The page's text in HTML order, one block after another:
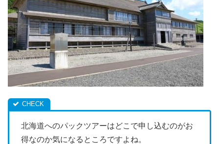
北海道へのパックツアーはどこで申し込むのがお
得なのか気になるところですよね。